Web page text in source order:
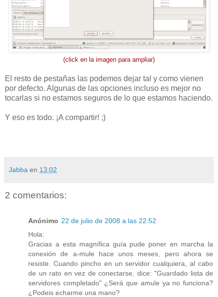
(click en la imagen para ampliar)
El resto de pestañas las podemos dejar tal y como vienen
por defecto. Algunas de las opciones incluso es mejor no
tocarlas si no estamos seguros de lo que estamos haciendo.
Y eso es todo. ¡A compartir! ;)
Jabba en 13:02
2 comentarios:
Anónimo 22 de julio de 2008 a las 22:52
Hola:
Gracias a esta magnífica guía pude poner en marcha la
conexión de a-mule hace unos meses, pero ahora se
resiste. Cuando pincho en un servidor cualquiera, al cabo
de un rato en vez de conectarse, dice: "Guardado lista de
servidores completado" ¿Será que amule ya no funciona?
¿Podeis echarme una mano?